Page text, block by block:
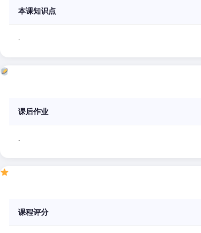
本课知识点
.
课后作业
.
课程评分